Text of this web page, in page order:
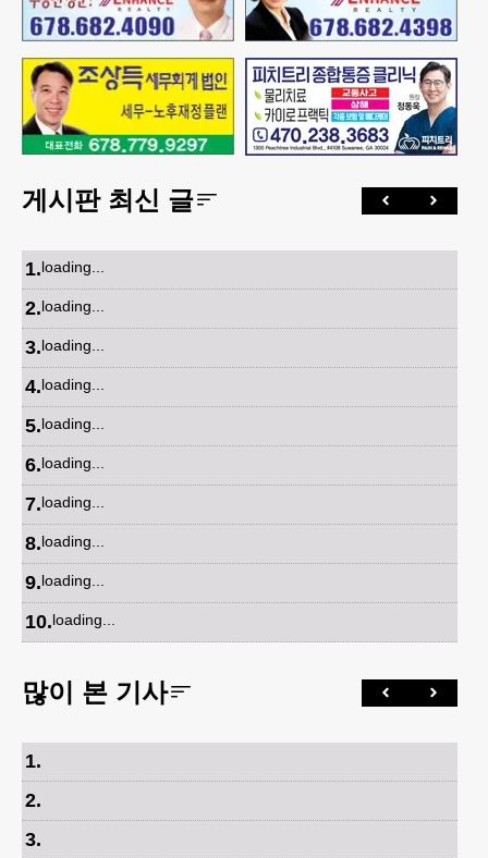
게시판 최신 글
1.loading...
2.loading...
3.loading...
4.loading...
5.loading...
6.loading...
7.loading...
8.loading...
9.loading...
10.loading...
많이 본 기사
1.
2.
3.